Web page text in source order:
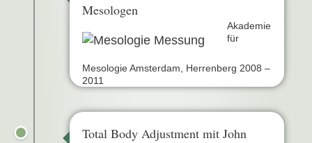
Mesologen
Akademie
für
Mesologie Amsterdam, Herrenberg 2008 –
2011
Total Body Adjustment mit John